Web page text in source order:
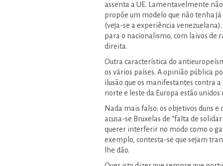
assenta a UE. Lamentavelmente
propõe um modelo que não tenha
(veja-se a experiência
para o nacionalismo, com laivos de
direita.
Outra característica do
os vários países. A opinião pública
ilusão que os manifestantes contra
norte e leste da Europa estão
Nada mais falso: os objetivos duns
acusa-se Bruxelas de “falta de
querer interferir no modo como o
exemplo, contesta-se que sejam
lhe dão.